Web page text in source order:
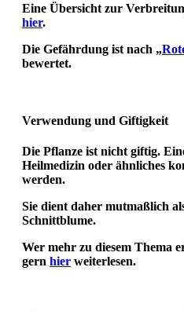
Eine Übersicht zur
hier.
Die Gefährdung ist nach „
bewertet.
Verwendung und Giftigkeit
Die Pflanze ist nicht giftig.
Heilmedizin oder ähnliches
werden.
Sie dient daher mutmaßlich
Schnittblume.
Wer mehr zu diesem Thema
gern hier weiterlesen.